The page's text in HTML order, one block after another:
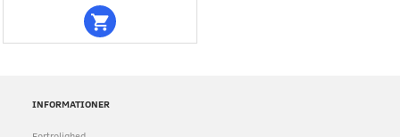
INFORMATIONER